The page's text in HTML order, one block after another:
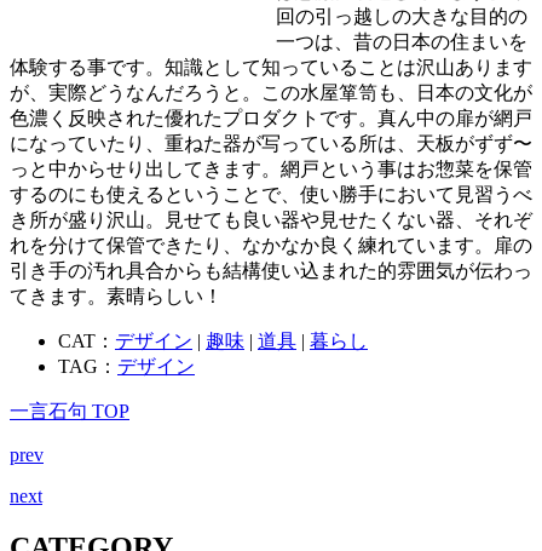
回の引っ越しの大きな目的の
一つは、昔の日本の住まいを
体験する事です。知識として知っていることは沢山あります
が、実際どうなんだろうと。この水屋箪笥も、日本の文化が
色濃く反映された優れたプロダクトです。真ん中の扉が網戸
になっていたり、重ねた器が写っている所は、天板がずず〜
っと中からせり出してきます。網戸という事はお惣菜を保管
するのにも使えるということで、使い勝手において見習うべ
き所が盛り沢山。見せても良い器や見せたくない器、それぞ
れを分けて保管できたり、なかなか良く練れています。扉の
引き手の汚れ具合からも結構使い込まれた的雰囲気が伝わっ
てきます。素晴らしい！
CAT： デザイン | 趣味 | 道具 | 暮らし
TAG： デザイン
一言石句 TOP
prev
next